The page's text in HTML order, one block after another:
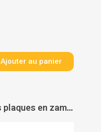
Ajouter au panier
Ensembles sur grandes plaques en zamak nickelé mat - AUBER - CADAP